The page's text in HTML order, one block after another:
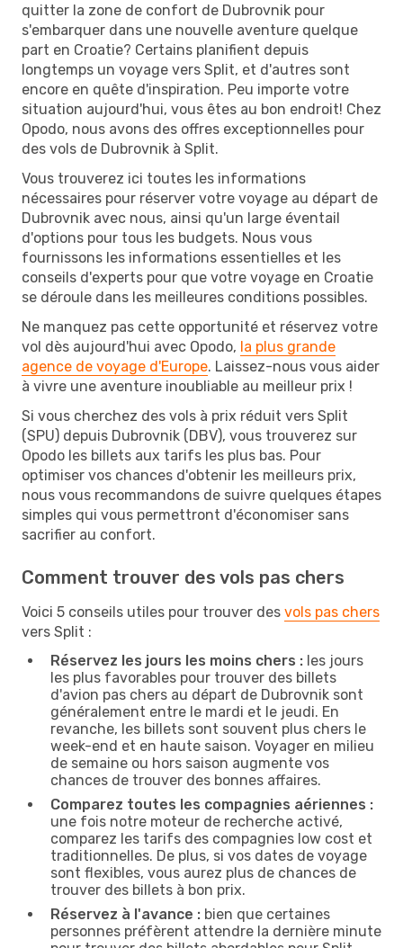
quitter la zone de confort de Dubrovnik pour
s'embarquer dans une nouvelle aventure quelque
part en Croatie? Certains planifient depuis
longtemps un voyage vers Split, et d'autres sont
encore en quête d'inspiration. Peu importe votre
situation aujourd'hui, vous êtes au bon endroit! Chez
Opodo, nous avons des offres exceptionnelles pour
des vols de Dubrovnik à Split.
Vous trouverez ici toutes les informations
nécessaires pour réserver votre voyage au départ de
Dubrovnik avec nous, ainsi qu'un large éventail
d'options pour tous les budgets. Nous vous
fournissons les informations essentielles et les
conseils d'experts pour que votre voyage en Croatie
se déroule dans les meilleures conditions possibles.
Ne manquez pas cette opportunité et réservez votre
vol dès aujourd'hui avec Opodo, la plus grande
agence de voyage d'Europe. Laissez-nous vous aider
à vivre une aventure inoubliable au meilleur prix !
Si vous cherchez des vols à prix réduit vers Split
(SPU) depuis Dubrovnik (DBV), vous trouverez sur
Opodo les billets aux tarifs les plus bas. Pour
optimiser vos chances d'obtenir les meilleurs prix,
nous vous recommandons de suivre quelques étapes
simples qui vous permettront d'économiser sans
sacrifier au confort.
Comment trouver des vols pas chers
Voici 5 conseils utiles pour trouver des vols pas chers
vers Split :
Réservez les jours les moins chers : les jours
les plus favorables pour trouver des billets
d'avion pas chers au départ de Dubrovnik sont
généralement entre le mardi et le jeudi. En
revanche, les billets sont souvent plus chers le
week-end et en haute saison. Voyager en milieu
de semaine ou hors saison augmente vos
chances de trouver des bonnes affaires.
Comparez toutes les compagnies aériennes :
une fois notre moteur de recherche activé,
comparez les tarifs des compagnies low cost et
traditionnelles. De plus, si vos dates de voyage
sont flexibles, vous aurez plus de chances de
trouver des billets à bon prix.
Réservez à l'avance : bien que certaines
personnes préfèrent attendre la dernière minute